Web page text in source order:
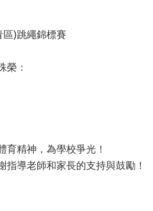
區)跳繩錦標賽
榮：
育精神，為學校爭光！
導老師和家長的支持與鼓勵！